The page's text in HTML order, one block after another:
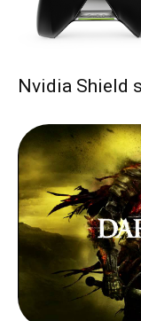
Nvidia Shield